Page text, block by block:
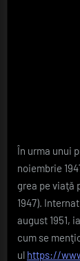
În urma unui
noiembrie
grea pe viaţă
1947).
august 1951,
cum se
ul https://